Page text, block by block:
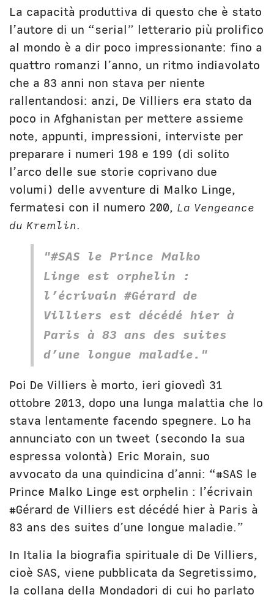
La capacità produttiva di questo che è stato
l’autore di un “serial” letterario più prolifico
al mondo è a dir poco impressionante: fino a
quattro romanzi l’anno, un ritmo indiavolato
che a 83 anni non stava per niente
rallentandosi: anzi, De Villiers era stato da
poco in Afghanistan per mettere assieme
note, appunti, impressioni, interviste per
preparare i numeri 198 e 199 (di solito
l’arco delle sue storie coprivano due
volumi) delle avventure di Malko Linge,
fermatesi con il numero 200, La Vengeance
du Kremlin.
"#SAS le Prince Malko
Linge est orphelin :
l’écrivain #Gérard de
Villiers est décédé hier à
Paris à 83 ans des suites
d’une longue maladie."
Poi De Villiers è morto, ieri giovedì 31
ottobre 2013, dopo una lunga malattia che lo
stava lentamente facendo spegnere. Lo ha
annunciato con un tweet (secondo la sua
espressa volontà) Eric Morain, suo
avvocato da una quindicina d’anni: “#SAS le
Prince Malko Linge est orphelin : l’écrivain
#Gérard de Villiers est décédé hier à Paris à
83 ans des suites d’une longue maladie.”
In Italia la biografia spirituale di De Villiers,
cioè SAS, viene pubblicata da Segretissimo,
la collana della Mondadori di cui ho parlato